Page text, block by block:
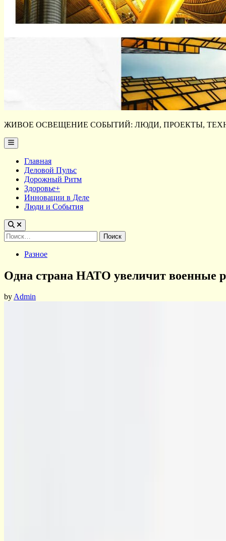
ЖИВОЕ ОСВЕЩЕНИЕ СОБЫТИЙ: ЛЮДИ, ПРОЕКТЫ,
Main
Menu
Главная
Деловой Пульс
Дорожный Ритм
Здоровье+
Инновации в Деле
Люди и События
Найти:
PostedРазное
Одна страна НАТО увеличит военные
byAdmin